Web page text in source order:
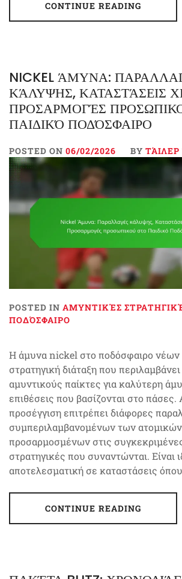
CONTINUE READING
NICKEL ΆΜΥΝΑ:
ΚΆΛΥΨΗΣ, ΚΑΤΑΣΤΆΣΕΙΣ
ΠΡΟΣΑΡΜΟΓΈΣ
ΠΑΙΔΙΚΌ ΠΟΔΌΣΦΑΙΡΟ
POSTED ON 06/02/2026 BY
POSTED IN ΑΜΥΝΤΙΚΈΣ
ΠΟΔΌΣΦΑΙΡΟ
Η άμυνα nickel στο ποδόσφαιρο νέων
στρατηγική διάταξη που
αμυντικούς παίκτες για καλύτερη
επιθέσεις που βασίζονται στο πάσες.
προσέγγιση επιτρέπει διάφορες
συμπεριλαμβανομένων των
προσαρμοσμένων στις
στρατηγικές που συναντώνται. Είναι
αποτελεσματική σε καταστάσεις όπου
CONTINUE READING